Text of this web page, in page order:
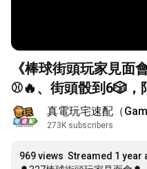
《棒球街頭玩家見面
⚾🔥、街頭骰到6🎲
真電玩宅速配（
273K subscribers
969 views Streamed 1 year